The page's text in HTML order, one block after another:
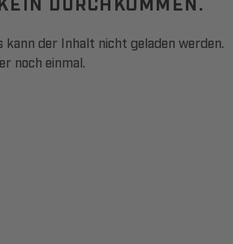
kann der Inhalt nicht geladen werden.
noch einmal.